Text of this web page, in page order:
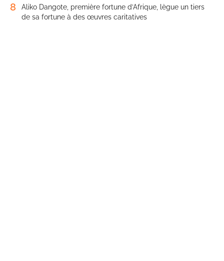
8
Aliko Dangote, première fortune d’Afrique, lègue un tiers
de sa fortune à des œuvres caritatives